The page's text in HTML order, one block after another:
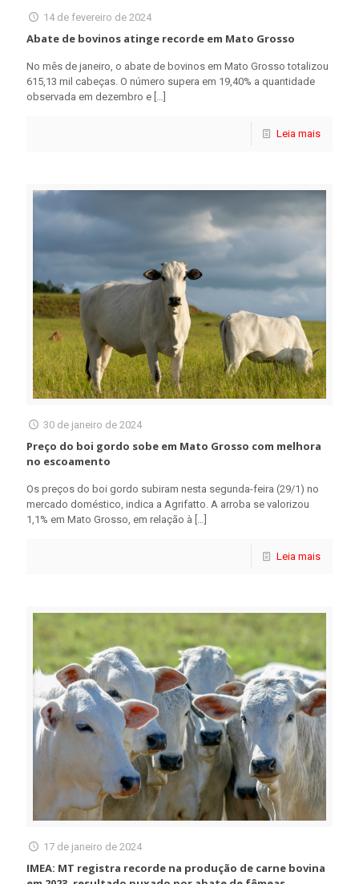
14 de fevereiro de 2024
Abate de bovinos atinge recorde em Mato Grosso
No mês de janeiro, o abate de bovinos em Mato Grosso totalizou
615,13 mil cabeças. O número supera em 19,40% a quantidade
observada em dezembro e […]
Leia mais
30 de janeiro de 2024
Preço do boi gordo sobe em Mato Grosso com melhora
no escoamento
Os preços do boi gordo subiram nesta segunda-feira (29/1) no
mercado doméstico, indica a Agrifatto. A arroba se valorizou
1,1% em Mato Grosso, em relação à […]
Leia mais
17 de janeiro de 2024
IMEA: MT registra recorde na produção de carne bovina